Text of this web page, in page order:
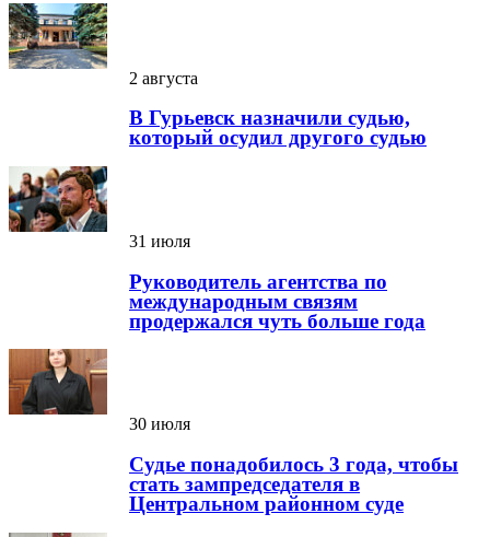
2 августа
В Гурьевск назначили судью,
который осудил другого судью
31 июля
Руководитель агентства по
международным связям
продержался чуть больше года
30 июля
Судье понадобилось 3 года, чтобы
стать зампредседателя в
Центральном районном суде